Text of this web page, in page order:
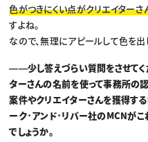
色がつきにくい点がクリエイター
すよね。
なので、無理にアピールして色を出
――少し答えづらい質問をさせてく
ターさんの名前を使って事務所の
案件やクリエイターさんを獲得す
ーク･アンド･リバー社のMCNが
でしょうか。